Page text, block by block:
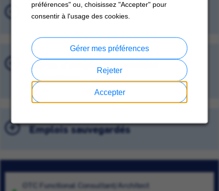
préférences" ou, choisissez "Accepter" pour
consentir à l'usage des cookies.
Accepter
Rejeter
Gérer mes préférences
Offres d'emploi
Offres d'emploi récemment
consultées
Emplois sauvegardés
OTC Functional Consultant/Architect